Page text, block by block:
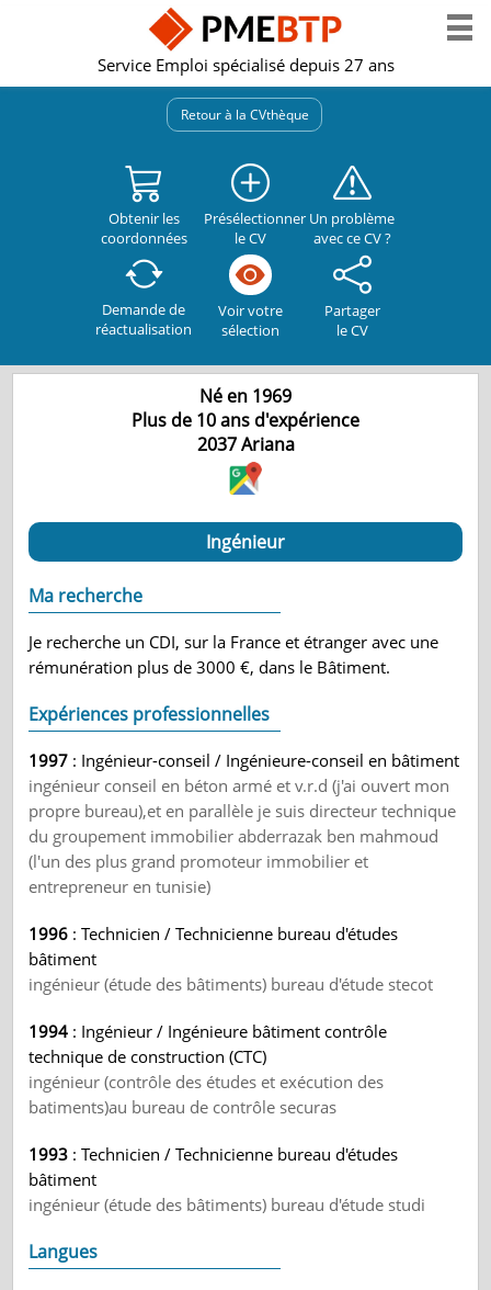
Service Emploi spécialisé depuis 27 ans
Retour à la CVthèque
Obtenir les
coordonnées
Présélectionner
le CV
Un problème
avec ce CV ?
Demande de
réactualisation
Voir votre
sélection
Partager
le CV
Né en 1969
Plus de 10 ans d'expérience
2037 Ariana
Ingénieur
Ma recherche
Je recherche un CDI, sur la France et étranger avec une
rémunération plus de 3000 €, dans le Bâtiment.
Expériences professionnelles
1997 : Ingénieur-conseil / Ingénieure-conseil en bâtiment
ingénieur conseil en béton armé et v.r.d (j'ai ouvert mon
propre bureau),et en parallèle je suis directeur technique
du groupement immobilier abderrazak ben mahmoud
(l'un des plus grand promoteur immobilier et
entrepreneur en tunisie)
1996 : Technicien / Technicienne bureau d'études
bâtiment
ingénieur (étude des bâtiments) bureau d'étude stecot
1994 : Ingénieur / Ingénieure bâtiment contrôle
technique de construction (CTC)
ingénieur (contrôle des études et exécution des
batiments)au bureau de contrôle securas
1993 : Technicien / Technicienne bureau d'études
bâtiment
ingénieur (étude des bâtiments) bureau d'étude studi
Langues